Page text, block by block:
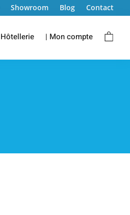
Showroom Blog Contact
Hôtellerie | Mon compte